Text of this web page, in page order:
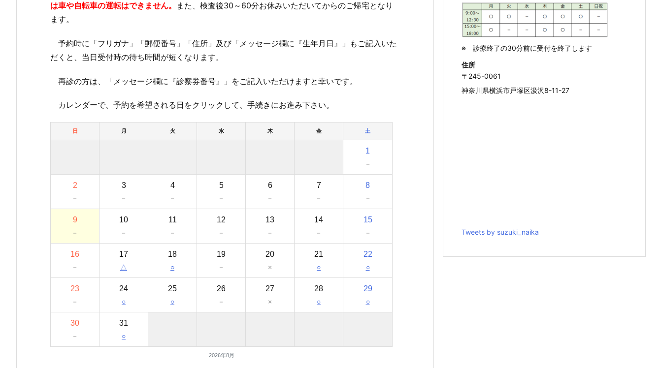
は車や自転車の運転はできません。
また、検査後30～60分お休みいただいてからのご帰宅となり
ます。
予約時に「フリガナ」「郵便番号」「住所」及び「メッセージ欄に『生年月日』」もご記入いた
だくと、当日受付時の待ち時間が短くなります。
再診の方は、「メッセージ欄に『診察券番号』」をご記入いただけますと幸いです。
カレンダーで、予約を希望される日をクリックして、手続きにお進み下さい。
2026年8月
日 月 火 水 木 金 土
1
－
2
－
3
－
4
－
5
－
6
－
7
－
8
－
9
－
10
－
11
－
12
－
13
－
14
－
15
－
16
－
17
△
18
○
19
－
20
×
21
○
22
○
23
－
24
○
25
○
26
－
27
×
28
○
29
○
30
－
31
○
※ 診療終了の30分前に受付を終了します
住所
〒245-0061
神奈川県横浜市戸塚区汲沢8-11-27
Tweets by suzuki_naika